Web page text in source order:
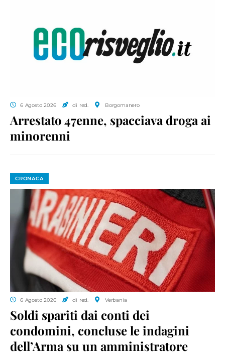
6 Agosto 2026 di red. Borgomanero
Arrestato 47enne, spacciava droga ai
minorenni
CRONACA
6 Agosto 2026 di red. Verbania
Soldi spariti dai conti dei
condomini, concluse le indagini
dell’Arma su un amministratore